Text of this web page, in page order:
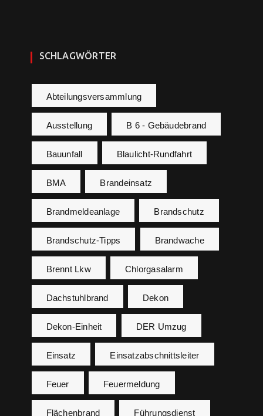
SCHLAGWÖRTER
Abteilungsversammlung
Ausstellung B 6 - Gebäudebrand
Bauunfall Blaulicht-Rundfahrt
BMA Brandeinsatz
Brandmeldeanlage Brandschutz
Brandschutz-Tipps Brandwache
Brennt Lkw Chlorgasalarm
Dachstuhlbrand Dekon
Dekon-Einheit DER Umzug
Einsatz Einsatzabschnittsleiter
Feuer Feuermeldung
Flächenbrand Führungsdienst